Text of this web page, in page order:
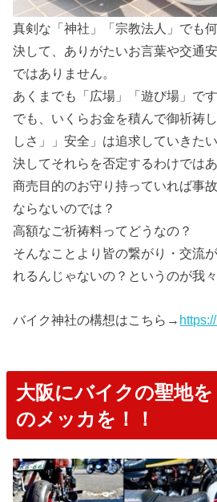
真剣な「神社」「宗教法人」でも
決して、ありがたいお言葉や交通
ではありません。
あくまでも「広場」「遊び場」です
でも、いくらお金を積んで御祈祷
しさ」」安全」は追求していきた
決してそれらを否定するわけではあ
商売目的のお守り持っていれば事
ならないのでは？
高額なご祈祷料ってどうなの？
そんなことより皆の繋がり・交流
れるんじゃないの？というのが我
バイク神社の構想はこちら→
大阪にバイクの聖地
のメッカを！！